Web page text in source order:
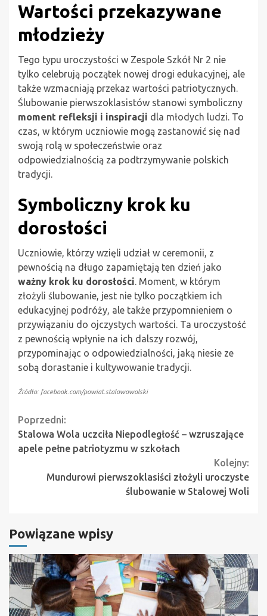
Wartości przekazywane
młodzieży
Tego typu uroczystości w Zespole Szkół Nr 2 nie
tylko celebrują początek nowej drogi edukacyjnej, ale
także wzmacniają przekaz wartości patriotycznych.
Ślubowanie pierwszoklasistów stanowi symboliczny
moment refleksji i inspiracji dla młodych ludzi. To
czas, w którym uczniowie mogą zastanowić się nad
swoją rolą w społeczeństwie oraz
odpowiedzialnością za podtrzymywanie polskich
tradycji.
Symboliczny krok ku
dorosłości
Uczniowie, którzy wzięli udział w ceremonii, z
pewnością na długo zapamiętają ten dzień jako
ważny krok ku dorosłości. Moment, w którym
złożyli ślubowanie, jest nie tylko początkiem ich
edukacyjnej podróży, ale także przypomnieniem o
przywiązaniu do ojczystych wartości. Ta uroczystość
z pewnością wpłynie na ich dalszy rozwój,
przypominając o odpowiedzialności, jaką niesie ze
sobą dorastanie i kultywowanie tradycji.
Źródło: facebook.com/powiat.stalowowolski
Continue
Reading
Poprzedni:
Stalowa Wola uczciła Niepodległość – wzruszające
apele pełne patriotyzmu w szkołach
Kolejny:
Mundurowi pierwszoklasiści złożyli uroczyste
ślubowanie w Stalowej Woli
Powiązane wpisy